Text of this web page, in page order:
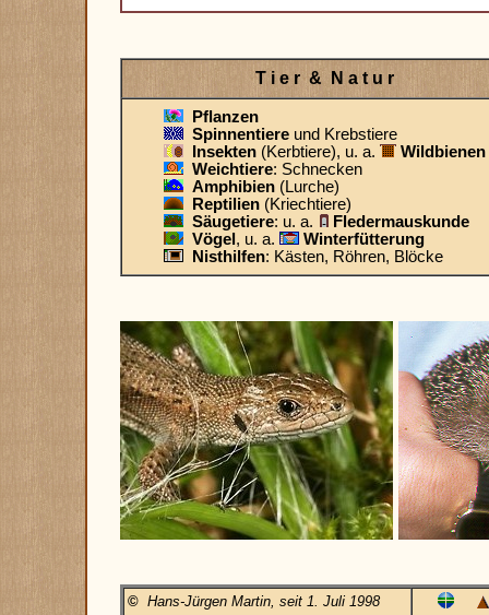
T i e r & N a t u r
Pflanzen
Spinnentiere und Krebstiere
Insekten (Kerbtiere), u. a.
Wildbienen
Weichtiere: Schnecken
Amphibien (Lurche)
Reptilien (Kriechtiere)
Säugetiere: u. a.
Fledermauskunde
Vögel , u. a.
Winterfütterung
Nisthilfen: Kästen, Röhren, Blöcke
© Hans-Jürgen Martin, seit 1. Juli 1998